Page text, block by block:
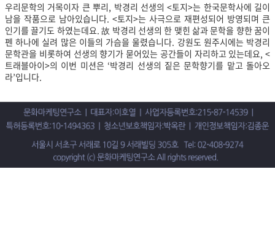
우리문학의 거목이자 큰 뿌리, 박경리 선생의 <토지>는 한국문학사에 길이
남을 작품으로 남아있습니다. <토지>는 사극으로 재편성되어 방영되며 큰
인기를 끌기도 하였는데요. 故 박경리 선생의 한 맺힌 삶과 문학을 향한 꿈이
펜 하나에 실려 많은 이들의 가슴을 울렸습니다. 강원도 원주시에는 박경리
문학관을 비롯하여 선생의 향기가 묻어있는 공간들이 자리하고 있는데요, <
트래블아이>의 이번 미션은 ‘박경리 선생의 짙은 문학향기를 맡고 돌아오
라’입니다.